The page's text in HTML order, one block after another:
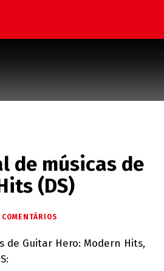
de músicas de
(DS)
COMENTÁRIOS
de Guitar Hero: Modern Hits,